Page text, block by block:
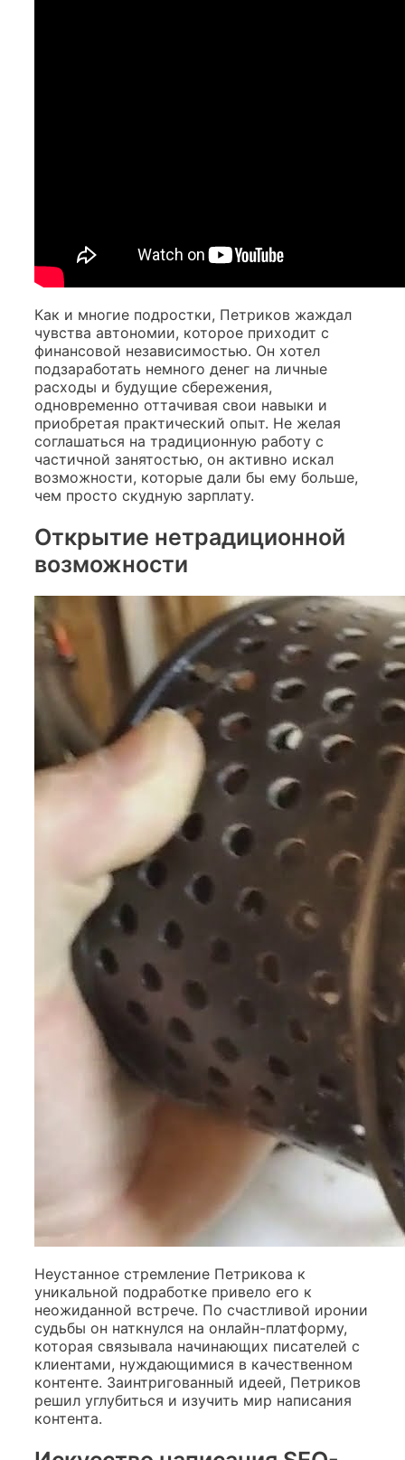
Как и многие подростки, Петриков жаждал
чувства автономии, которое приходит с
финансовой независимостью. Он хотел
подзаработать немного денег на личные
расходы и будущие сбережения,
одновременно оттачивая свои навыки и
приобретая практический опыт. Не желая
соглашаться на традиционную работу с
частичной занятостью, он активно искал
возможности, которые дали бы ему больше,
чем просто скудную зарплату.
Открытие нетрадиционной
возможности
Неустанное стремление Петрикова к
уникальной подработке привело его к
неожиданной встрече. По счастливой иронии
судьбы он наткнулся на онлайн-платформу,
которая связывала начинающих писателей с
клиентами, нуждающимися в качественном
контенте. Заинтригованный идеей, Петриков
решил углубиться и изучить мир написания
контента.